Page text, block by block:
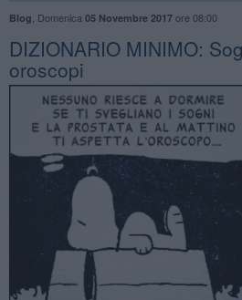
Blog Domenica 05 Novembre 2017ore 08:00
DIZIONARIO MINIMO:
oroscopi